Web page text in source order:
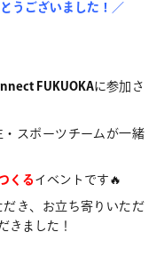
うございました！／
FUKUOKAに参加さ
スポーツチームが一緒
くる イベントです🔥
き、お立ち寄りいただ
きました！